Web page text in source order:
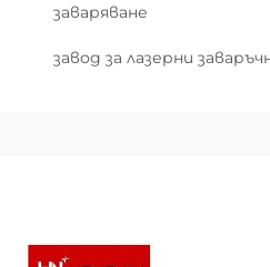
заваряване
завод за лазерни